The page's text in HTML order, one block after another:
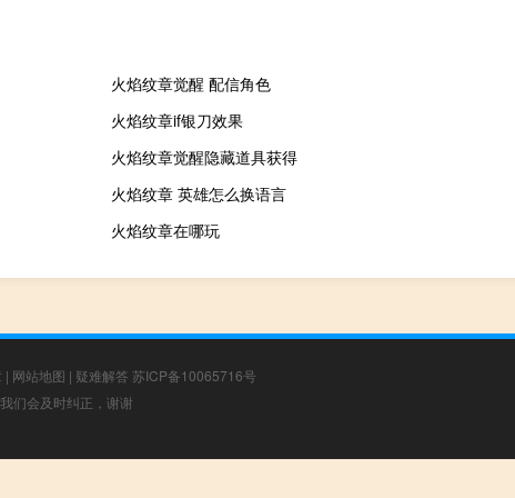
火焰纹章觉醒 配信角色
火焰纹章if银刀效果
火焰纹章觉醒隐藏道具获得
火焰纹章 英雄怎么换语言
火焰纹章在哪玩
| 网站地图 | 疑难解答 苏ICP备10065716号
们会及时纠正，谢谢